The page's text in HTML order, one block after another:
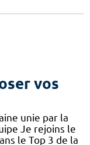
vos
unie par la
Je rejoins le
le Top 3 de la